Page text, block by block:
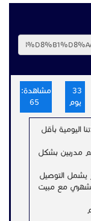
يوم
مشاهدة:
اليومية بأقل
مدربين بشكل
مع مبيت